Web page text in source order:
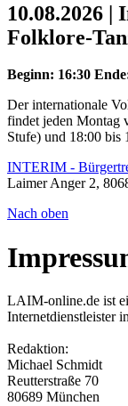
10.08.2026
Folklore-
Beginn: 16:30
Der internationale
findet jeden Montag
Stufe) und 18:00 bis
INTERIM -
Laimer Anger 2,
Nach oben
LAIM-online.de ist
Internetdienstleister
Redaktion:
Michael Schmidt
Reutterstraße 70
80689 München